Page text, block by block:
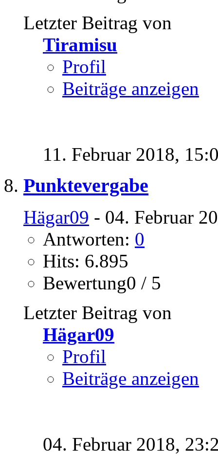
Letzter Beitrag von
Tiramisu
Profil
Beiträge anzeigen
11. Februar 2018,
Punktevergabe
Hägar09 - 04. Februar
Antworten: 0
Hits: 6.895
Bewertung0 / 5
Letzter Beitrag von
Hägar09
Profil
Beiträge anzeigen
04. Februar 2018,